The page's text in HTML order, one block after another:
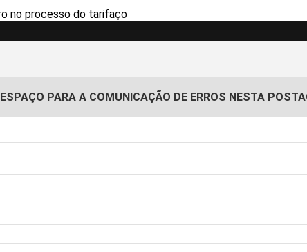
ESPAÇO PARA A COMUNICAÇÃO DE ERROS NESTA